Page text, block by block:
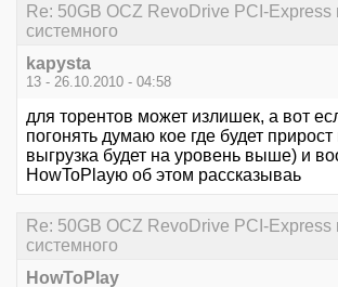
Re: 50GB OCZ RevoDrive PCI-Express
системного
kapysta
13 - 26.10.2010 - 04:58
для торентов может излишек, а вот
погонять думаю кое где будет
выгрузка будет на уровень выше) и
HowToPlayю об этом рассказываь
Re: 50GB OCZ RevoDrive PCI-Express
системного
HowToPlay